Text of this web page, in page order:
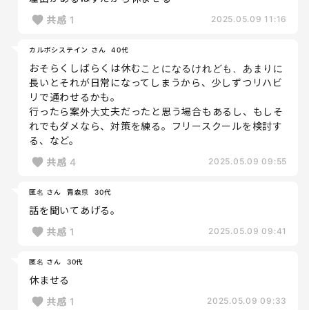
共感 1 2025.05.09 11:16
カルボシステイン さん 40代
おそらくしばらくは休むことになるけれども、あまりに
長いとそれが日常になってしまうから、少しずつリハビ
リで通わせるかも。
行ったら案外大丈夫だったと思う場合もあるし、もしそ
れでもダメなら、対策を練る。フリースクールを検討す
る、など。
共感 4 2025.05.09 09:55
匿名 さん 青森県 30代
話を聞いてあげる。
共感 1 2025.05.09 09:41
匿名 さん 30代
休ませる
共感 1 2025.05.09 09:33